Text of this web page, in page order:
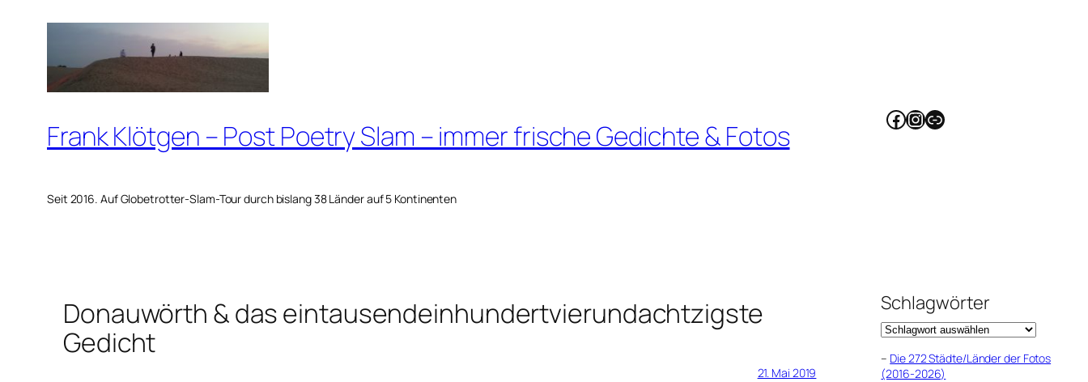
springen
Frank Klötgen – Post Poetry Slam – immer frische Gedichte & Fotos
Seit 2016. Auf Globetrotter-Slam-Tour durch bislang 38 Länder auf 5 Kontinenten
Facebook
Instagram
Link
Donauwörth & das eintausendeinhundertvierundachtzigste
Gedicht
21. Mai 2019
Schlagwörter
– Die 272 Städte/Länder der Fotos
(2016-2026)